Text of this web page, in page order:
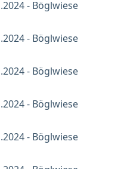
- Böglwiese
- Böglwiese
- Böglwiese
- Böglwiese
- Böglwiese